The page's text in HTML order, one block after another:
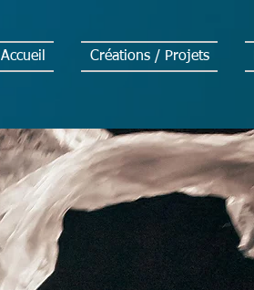
Accueil Créations / Projets